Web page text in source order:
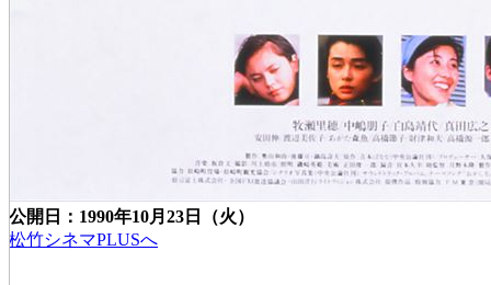
公開日：1990年10月23日（火）
松竹シネマPLUSへ